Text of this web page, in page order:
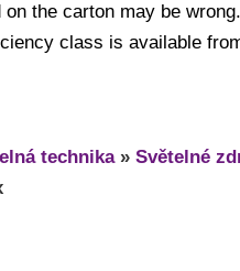
the carton may be wrong.
class is available
technika» Světelné